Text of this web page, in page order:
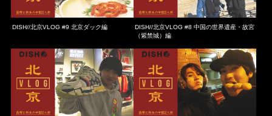
DISH//北京VLOG #9 北京ダック編
DISH//北京VLOG #8 中国の世界遺産・故宮
（紫禁城）編